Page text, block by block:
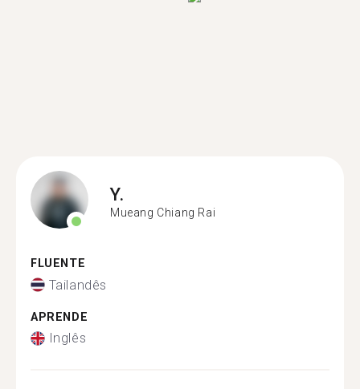
Y.
Mueang Chiang Rai
FLUENTE
Tailandês
APRENDE
Inglês